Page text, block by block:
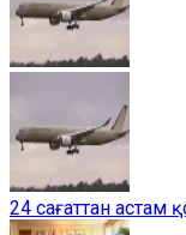
24 сағаттан астам